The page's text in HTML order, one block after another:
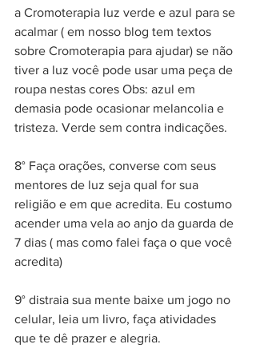
a Cromoterapia luz verde e azul para se
acalmar ( em nosso blog tem textos
sobre Cromoterapia para ajudar) se não
tiver a luz você pode usar uma peça de
roupa nestas cores Obs: azul em
demasia pode ocasionar melancolia e
tristeza. Verde sem contra indicações.
8° Faça orações, converse com seus
mentores de luz seja qual for sua
religião e em que acredita. Eu costumo
acender uma vela ao anjo da guarda de
7 dias ( mas como falei faça o que você
acredita)
9° distraia sua mente baixe um jogo no
celular, leia um livro, faça atividades
que te dê prazer e alegria.